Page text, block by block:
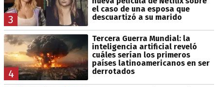
3
el caso de una esposa que
descuartizó a su marido
4
Tercera Guerra Mundial: la
inteligencia artificial reveló
cuáles serían los primeros
países latinoamericanos en ser
derrotados